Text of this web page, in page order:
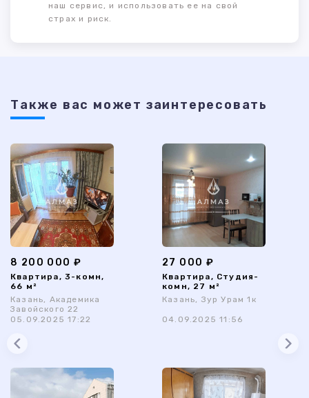
наш сервис, и использовать ее на свой
страх и риск.
Также ваc может заинтересовать
8 200 000 ₽
Квартира, 3-комн,
66 м²
Казань, Академика
Завойского 22
05.09.2025 17:22
27 000 ₽
Квартира, Студия-
комн, 27 м²
Казань, Зур Урам 1к
04.09.2025 11:56